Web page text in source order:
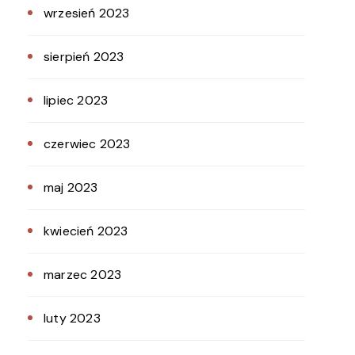
wrzesień 2023
sierpień 2023
lipiec 2023
czerwiec 2023
maj 2023
kwiecień 2023
marzec 2023
luty 2023